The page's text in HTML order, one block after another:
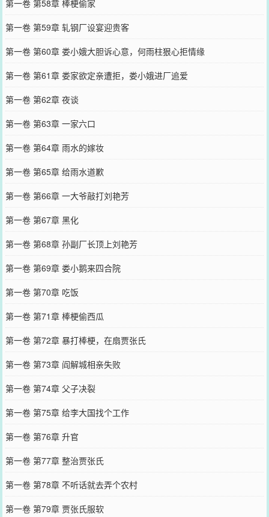
第一卷 第58章 棒梗偷家
第一卷 第59章 轧钢厂设宴迎贵客
第一卷 第60章 娄小娥大胆诉心意，何雨柱狠心拒情缘
第一卷 第61章 娄家欲定亲遭拒，娄小娥进厂追爱
第一卷 第62章 夜谈
第一卷 第63章 一家六口
第一卷 第64章 雨水的嫁妆
第一卷 第65章 给雨水道歉
第一卷 第66章 一大爷敲打刘艳芳
第一卷 第67章 黑化
第一卷 第68章 孙副厂长顶上刘艳芳
第一卷 第69章 娄小鹅来四合院
第一卷 第70章 吃饭
第一卷 第71章 棒梗偷西瓜
第一卷 第72章 暴打棒梗，在扇贾张氏
第一卷 第73章 阎解城相亲失败
第一卷 第74章 父子决裂
第一卷 第75章 给李大国找个工作
第一卷 第76章 升官
第一卷 第77章 整治贾张氏
第一卷 第78章 不听话就去弄个农村
第一卷 第79章 贾张氏服软